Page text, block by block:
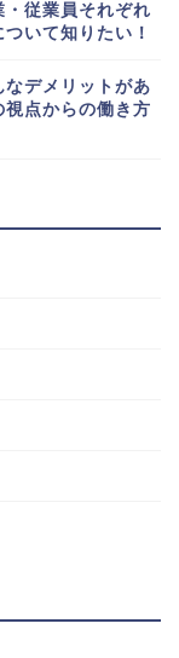
従業員それぞれ
いて知りたい！
デメリットがあ
点からの働き方